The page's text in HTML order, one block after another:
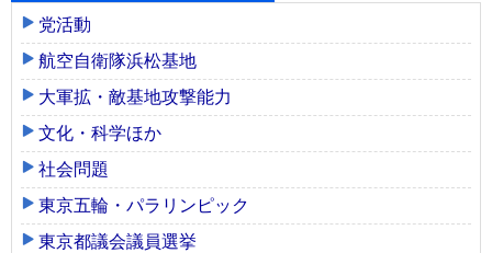
党活動
航空自衛隊浜松基地
大軍拡・敵基地攻撃能力
文化・科学ほか
社会問題
東京五輪・パラリンピック
東京都議会議員選挙